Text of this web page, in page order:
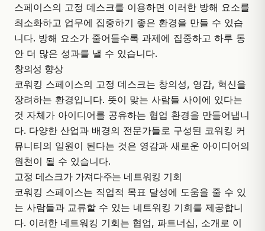
스페이스의 고정 데스크를 이용하면 이러한 방해 요소를
최소화하고 업무에 집중하기 좋은 환경을 만들 수 있습
니다. 방해 요소가 줄어들수록 과제에 집중하고 하루 동
안 더 많은 성과를 낼 수 있습니다.
창의성 향상
코워킹 스페이스의 고정 데스크는 창의성, 영감, 혁신을
장려하는 환경입니다. 뜻이 맞는 사람들 사이에 있다는
것 자체가 아이디어를 공유하는 협업 환경을 만들어냅니
다. 다양한 산업과 배경의 전문가들로 구성된 코워킹 커
뮤니티의 일원이 된다는 것은 영감과 새로운 아이디어의
원천이 될 수 있습니다.
고정 데스크가 가져다주는 네트워킹 기회
코워킹 스페이스는 직업적 목표 달성에 도움을 줄 수 있
는 사람들과 교류할 수 있는 네트워킹 기회를 제공합니
다. 이러한 네트워킹 기회는 협업, 파트너십, 소개로 이